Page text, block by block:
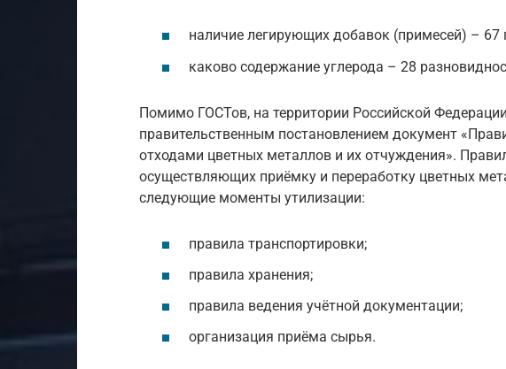
наличие легирующих добавок (примесей) – 67
каково содержание углерода – 28
Помимо ГОСТов, на территории Российской
правительственным постановлением документ
отходами цветных металлов и их отчуждения».
осуществляющих приёмку и переработку цветных
следующие моменты утилизации:
правила транспортировки;
правила хранения;
правила ведения учётной документации;
организация приёма сырья.